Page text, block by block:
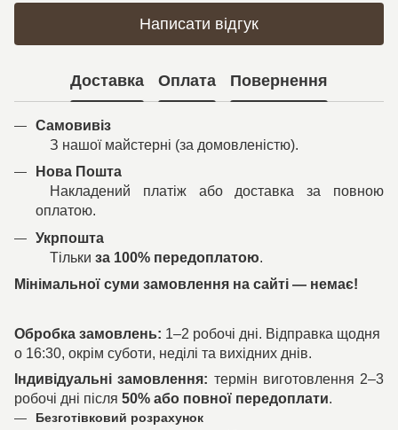
Написати відгук
Доставка Оплата Повернення
Самовивіз
З нашої майстерні (за домовленістю).
Нова Пошта
Накладений платіж або доставка за повною
оплатою.
Укрпошта
Тільки за 100% передоплатою.
Мінімальної суми замовлення на сайті — немає!
Обробка замовлень: 1–2 робочі дні. Відправка щодня
о 16:30, окрім суботи, неділі та вихідних днів.
Індивідуальні замовлення: термін виготовлення 2–3
робочі дні після 50% або повної передоплати.
Безготівковий розрахунок